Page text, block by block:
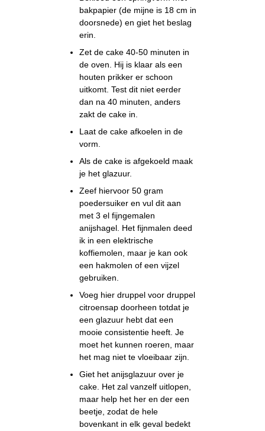
bakpapier (de mijne is 18 cm in
doorsnede) en giet het beslag
erin.
Zet de cake 40-50 minuten in
de oven. Hij is klaar als een
houten prikker er schoon
uitkomt. Test dit niet eerder
dan na 40 minuten, anders
zakt de cake in.
Laat de cake afkoelen in de
vorm.
Als de cake is afgekoeld maak
je het glazuur.
Zeef hiervoor 50 gram
poedersuiker en vul dit aan
met 3 el fijngemalen
anijshagel. Het fijnmalen deed
ik in een elektrische
koffiemolen, maar je kan ook
een hakmolen of een vijzel
gebruiken.
Voeg hier druppel voor druppel
citroensap doorheen totdat je
een glazuur hebt dat een
mooie consistentie heeft. Je
moet het kunnen roeren, maar
het mag niet te vloeibaar zijn.
Giet het anijsglazuur over je
cake. Het zal vanzelf uitlopen,
maar help het her en der een
beetje, zodat de hele
bovenkant in elk geval bedekt